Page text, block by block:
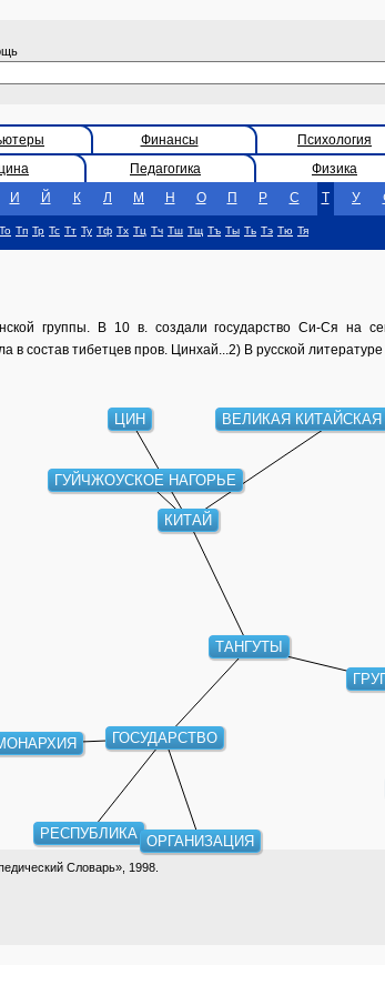
Финансы Психология
Педагогика Физика
И Й К Л М Н О П Р С Т У
То Тп Тр Тс Тт Ту Тф Тх Тц Тч Тш Тщ Тъ Ты Ть Тэ Тю Тя
группы. В 10 в. создали государство Си-Ся на
в состав тибетцев пров. Цинхай...2) В русской
ТАНГУТЫ
КИТАЙ
ГОСУДАРСТВО
ЦИН
ГУЙЧЖОУСКОЕ НАГОРЬЕ
ВЕЛИКАЯ
РЕСПУБЛИКА
ОРГАНИЗАЦИЯ
Словарь», 1998.